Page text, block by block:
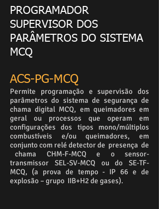
PROGRAMADOR
SUPERVISOR DOS
PARÂMETROS DO SISTEMA
MCQ
ACS-PG-MCQ
Permite programação e supervisão dos
parâmetros do sistema de segurança de
chama digital MCQ, em queimadores em
geral ou processos que operam em
configurações dos tipos mono/múltiplos
combustíveis e/ou queimadores, em
conjunto com relé detector de presença de
chama CHM-F-MCQ e o sensor-
transmissor SEL-SV-MCQ ou do SE-TF-
MCQ, (a prova de tempo - IP 66 e de
explosão – grupo IIB+H2 de gases).